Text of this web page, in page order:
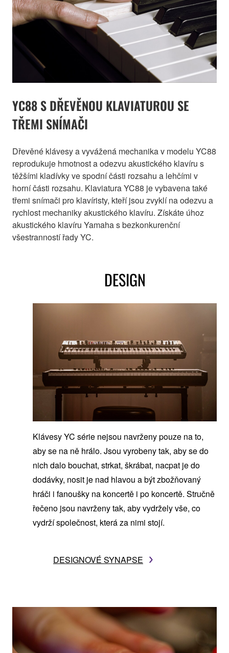
YC88 S DŘEVĚNOU KLAVIATUROU SE
TŘEMI SNÍMAČI
Dřevěné klávesy a vyvážená mechanika v modelu YC88
reprodukuje hmotnost a odezvu akustického klavíru s
těžšími kladívky ve spodní části rozsahu a lehčími v
horní části rozsahu. Klaviatura YC88 je vybavena také
třemi snímači pro klavíristy, kteří jsou zvyklí na odezvu a
rychlost mechaniky akustického klavíru. Získáte úhoz
akustického klavíru Yamaha s bezkonkurenční
všestranností řady YC.
DESIGN
Klávesy YC série nejsou navrženy pouze na to,
aby se na ně hrálo. Jsou vyrobeny tak, aby se do
nich dalo bouchat, strkat, škrábat, nacpat je do
dodávky, nosit je nad hlavou a být zbožňovaný
hráči i fanoušky na koncertě i po koncertě. Stručně
řečeno jsou navrženy tak, aby vydržely vše, co
vydrží společnost, která za nimi stojí.
DESIGNOVÉ SYNAPSE